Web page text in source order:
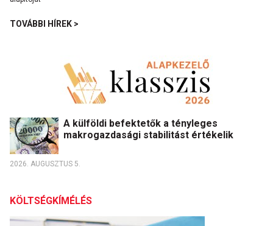
TOVÁBBI HÍREK >
A külföldi befektetők a tényleges
makrogazdasági stabilitást értékelik
2026. AUGUSZTUS 5.
KÖLTSÉGKÍMÉLÉS